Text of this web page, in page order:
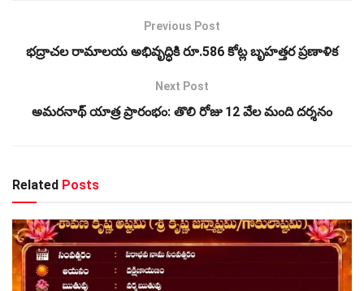
Previous Post
భద్రాచల రామాలయ అభివృద్ధికి రూ.586 కోట్ల బృహత్తర ప్రణాళిక
Next Post
అమరనాథ్ యాత్ర ప్రారంభం: తొలి రోజు 12 వేల మంది దర్శనం
Related Posts